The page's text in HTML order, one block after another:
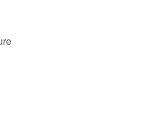
reines et dragons